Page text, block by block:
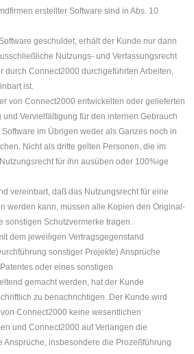
erstellter Software sind in Abs. 10
geschuldet, erhält der Kunde nur dann
Nutzungs- und Verfassungsrecht
durch Connect2000 durchgeführten Arbeiten,
ist.
von Connect2000 entwickelten oder gelieferten
und Vervielfältigung für den internen Gebrauch
im Übrigen weder als Ganzes noch in
Nicht als dritte gelten Personen, die im
für ihn ausüben oder 100%ige
vereinbart, daß das Nutzungsrecht für eine
werden kann, müssen alle Kopien den Original-
sonstigen Schutzvermerke tragen.
dem jeweiligen Vertragsgegenstand
sonstiger Projekte) Ansprüche
oder eines sonstigen
gemacht werden, hat der Kunde
zu benachrichtigen. Der Kunde wird
Connect2000 keine wesentlichen
und Connect2000 auf Verlangen die
Ansprüche, insbesondere die Prozeßführung